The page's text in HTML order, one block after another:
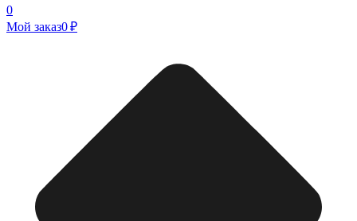
0
Мой заказ0 ₽